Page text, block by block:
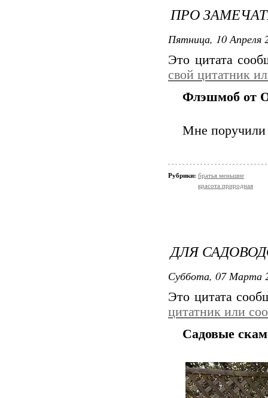
ПРО
Пятница, 10 Апреля
Это цитата
свой цитатник
Флэшмоб от
Мне поручили
Рубрики: братья меньшие
красота природная
ДЛЯ
Суббота, 07 Марта
Это цитата
цитатник или
Садовые